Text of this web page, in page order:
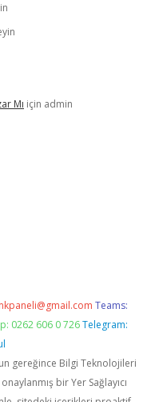
Mı için admin
Teams:
0262 606 0 726 Telegram:
gereğince Bilgi Teknolojileri
bir Yer Sağlayıcı